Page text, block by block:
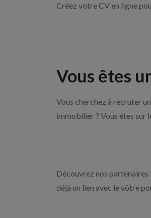
Créez votre CV en ligne
Vous êtes
Vous cherchez à recruter
immobilier ? Vous êtes sur
Découvrez nos
déjà un lien avec le vôtre